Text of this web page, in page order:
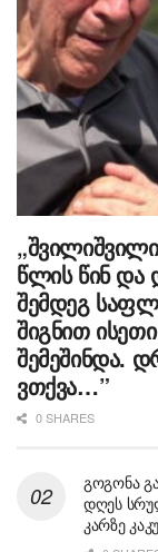
წლის წინ და
შემდეგ
შიგნით
შემეშინდა.
ვთქვა…”
0 SHARES
გოგონა
დღეს
კარზე